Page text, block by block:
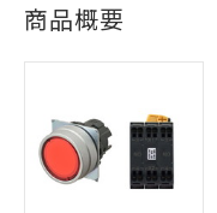
商品概要